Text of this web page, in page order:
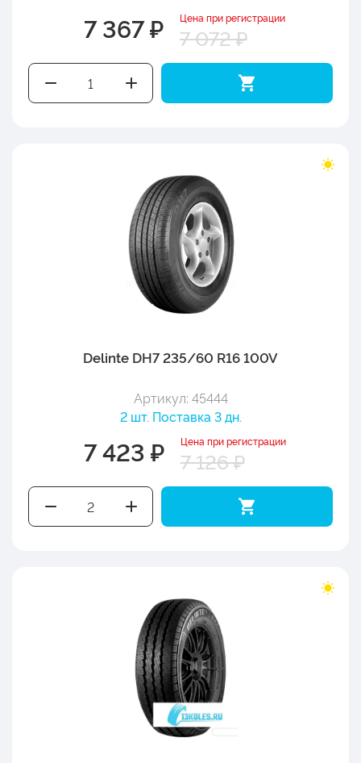
7 367 ₽ Цена при регистрации
7 072 ₽
Delinte DH7 235/60 R16 100V
Артикул: 45444
2 шт. Поставка 3 дн.
7 423 ₽ Цена при регистрации
7 126 ₽